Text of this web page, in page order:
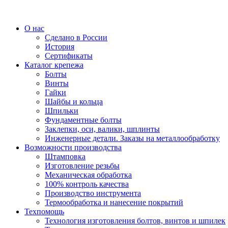
О нас
Сделано в России
История
Сертификаты
Каталог крепежа
Болты
Винты
Гайки
Шайбы и кольца
Шпильки
Фундаментные болты
Заклепки, оси, валики, шплинты
Инженерные детали. Заказы на металлообработку
Возможности производства
Штамповка
Изготовление резьбы
Механическая обработка
100% контроль качества
Производство инструмента
Термообработка и нанесение покрытий
Техпомощь
Технология изготовления болтов, винтов и шпилек